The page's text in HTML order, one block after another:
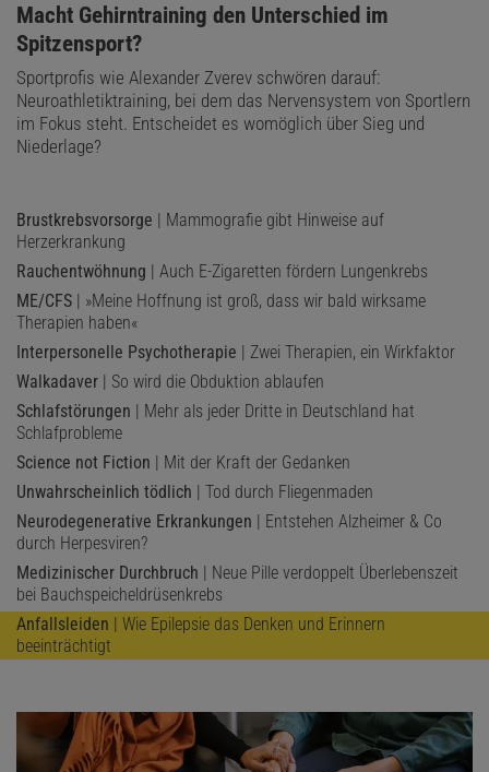
:
Macht Gehirntraining den Unterschied im
Spitzensport?
Sportprofis wie Alexander Zverev schwören darauf:
Neuroathletiktraining, bei dem das Nervensystem von Sportlern
im Fokus steht. Entscheidet es womöglich über Sieg und
Niederlage?
Brustkrebsvorsorge | Mammografie gibt Hinweise auf
Herzerkrankung
Rauchentwöhnung | Auch E-Zigaretten fördern Lungenkrebs
ME/CFS | »Meine Hoffnung ist groß, dass wir bald wirksame
Therapien haben«
Interpersonelle Psychotherapie | Zwei Therapien, ein Wirkfaktor
Walkadaver | So wird die Obduktion ablaufen
Schlafstörungen | Mehr als jeder Dritte in Deutschland hat
Schlafprobleme
Science not Fiction | Mit der Kraft der Gedanken
Unwahrscheinlich tödlich | Tod durch Fliegenmaden
Neurodegenerative Erkrankungen | Entstehen Alzheimer & Co
durch Herpesviren?
Medizinischer Durchbruch | Neue Pille verdoppelt Überlebenszeit
bei Bauchspeicheldrüsenkrebs
Anfallsleiden | Wie Epilepsie das Denken und Erinnern
beeinträchtigt